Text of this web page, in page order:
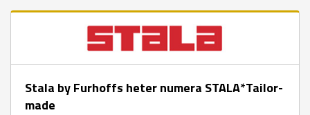
Stala by Furhoffs heter numera STALA*Tailor-
made